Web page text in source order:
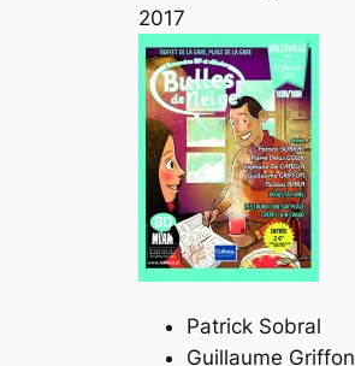
2017
Patrick Sobral
Guillaume Griffon